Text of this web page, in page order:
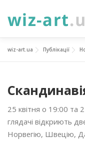
до
НОВИНИ ПРО
ФОТОГАЛЕРЕЯ
УКР ENG
wiz-art.ua Публікації
25 квітня о 19:00 та
глядачі відкриють
Норвегію, Швецію,